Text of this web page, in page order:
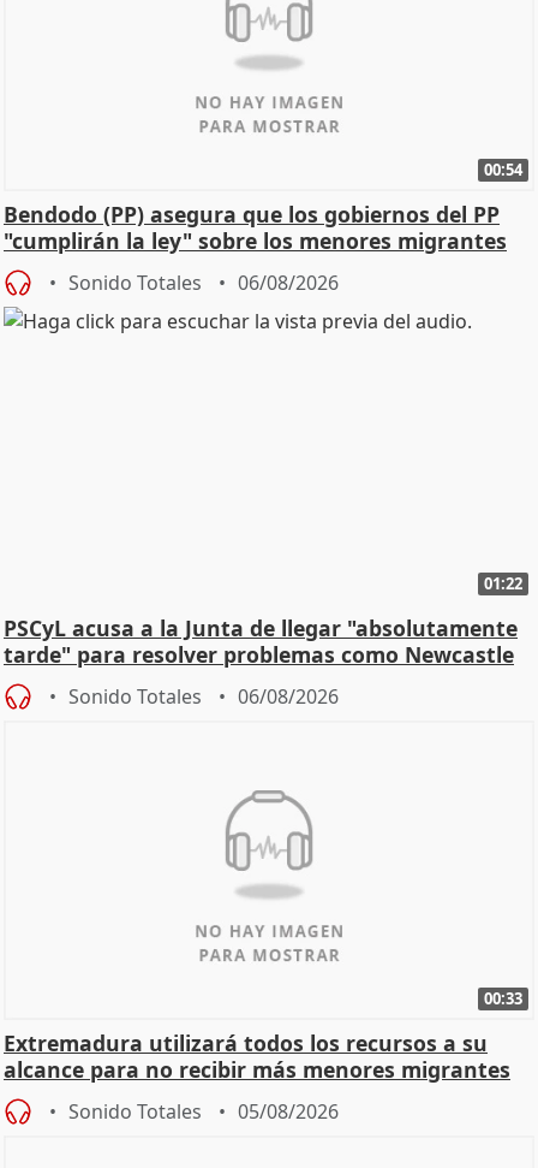
00:54
Bendodo (PP) asegura que los gobiernos del PP
"cumplirán la ley" sobre los menores migrantes
Sonido Totales 06/08/2026
01:22
PSCyL acusa a la Junta de llegar "absolutamente
tarde" para resolver problemas como Newcastle
Sonido Totales 06/08/2026
00:33
Extremadura utilizará todos los recursos a su
alcance para no recibir más menores migrantes
Sonido Totales 05/08/2026